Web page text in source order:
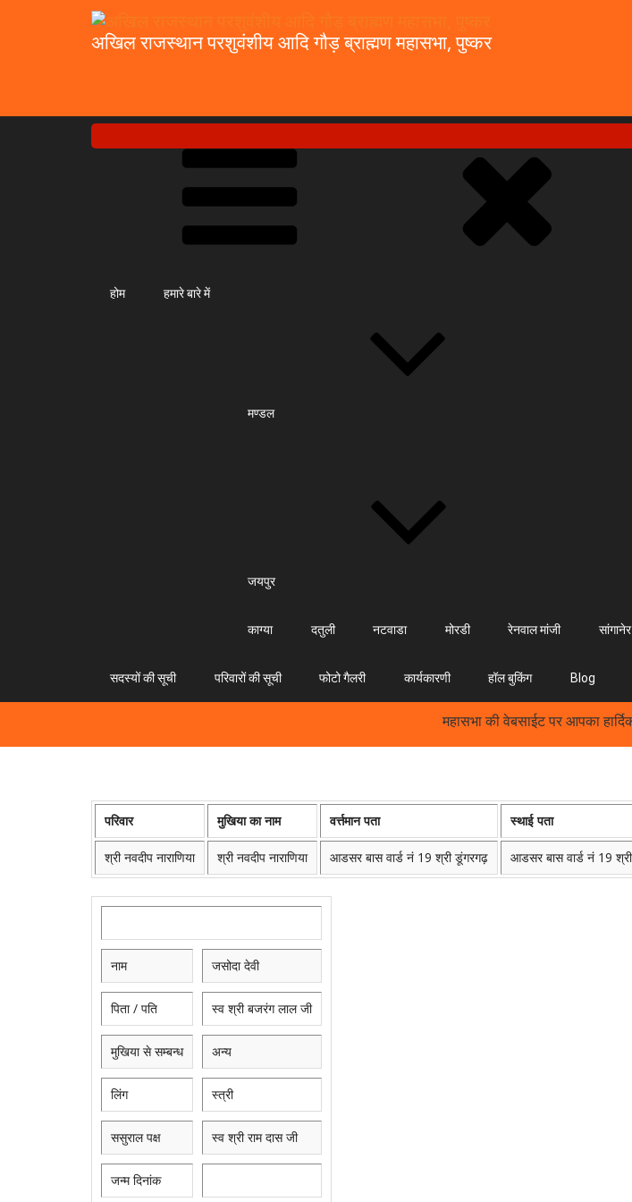
अखिल राजस्थान परशुवंशीय आदि गौड़ ब्राह्मण महासभा, पुष्कर
होम हमारे बारे में
मण्डल
जयपुर
काग्या दतुली नटवाडा मोरडी रेनवाल मांजी सांगानेर
सदस्यों की सूची परिवारों की सूची फोटो गैलरी कार्यकारणी हॉल बुकिंग Blog
महासभा की वेबसाईट पर आपका
परिवार मुखिया का नाम वर्त्तमान पता स्थाई पता
श्री नवदीप नाराणिया श्री नवदीप नाराणिया आडसर बास वार्ड नं 19 श्री डूंगरगढ़ आडसर बास वार्ड नं 19
नाम जसोदा देवी
पिता / पति स्व श्री बजरंग लाल जी
मुखिया से सम्बन्ध अन्य
लिंग स्त्री
ससुराल पक्ष स्व श्री राम दास जी
जन्म दिनांक